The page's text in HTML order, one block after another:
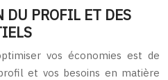
DU PROFIL ET DES
vos économies est de
et vos besoins en matière